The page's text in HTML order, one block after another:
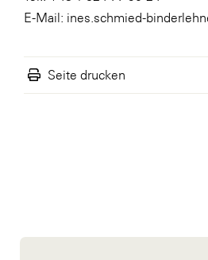
E-Mail: ines.schmied-
Seite drucken